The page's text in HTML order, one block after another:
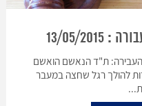
05/2015
6483-10-13 פרטי העבירה: ת"ד הנאשם הואשם
להולך רגל שחצה במעבר